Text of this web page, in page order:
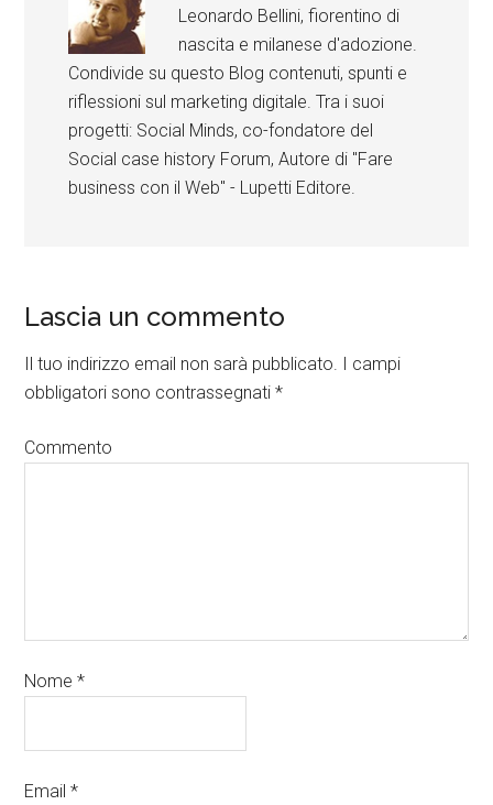
Leonardo Bellini, fiorentino di
nascita e milanese d'adozione.
Condivide su questo Blog contenuti, spunti e
riflessioni sul marketing digitale. Tra i suoi
progetti: Social Minds, co-fondatore del
Social case history Forum, Autore di "Fare
business con il Web" - Lupetti Editore.
Lascia un commento
Il tuo indirizzo email non sarà pubblicato. I campi
obbligatori sono contrassegnati*
Commento
Nome*
Email*